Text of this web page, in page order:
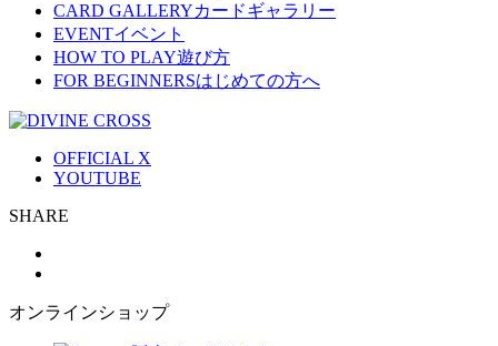
CARD GALLERYカードギャラリー
EVENTイベント
HOW TO PLAY遊び方
FOR BEGINNERSはじめての方へ
OFFICIAL X
YOUTUBE
SHARE
オンラインショップ